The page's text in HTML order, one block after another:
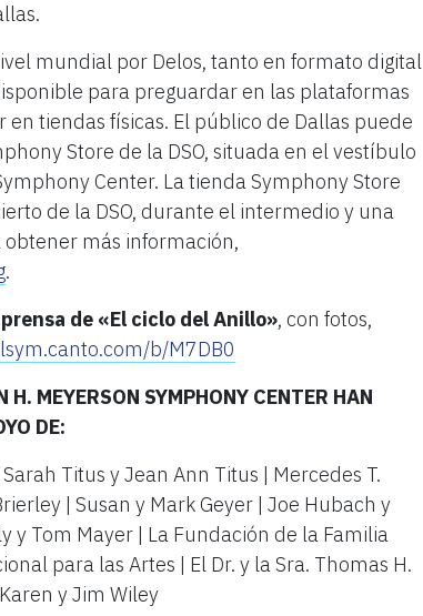
mundial por Delos, tanto en formato digital
para preguardar en las plataformas
tiendas físicas. El público de Dallas puede
Store de la DSO, situada en el vestíbulo
Center. La tienda Symphony Store
de la DSO, durante el intermedio y una
más información,
.
de «El ciclo del Anillo», con fotos,
b/M7DB0
MEYERSON SYMPHONY CENTER HAN
DE:
Titus y Jean Ann Titus | Mercedes T.
| Susan y Mark Geyer | Joe Hubach y
y Tom Mayer | La Fundación de la Familia
para las Artes | El Dr. y la Sra. Thomas H.
y Jim Wiley